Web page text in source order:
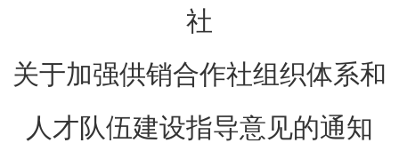
社
关于加强供销合作社组织体系和
人才队伍建设指导意见的通知